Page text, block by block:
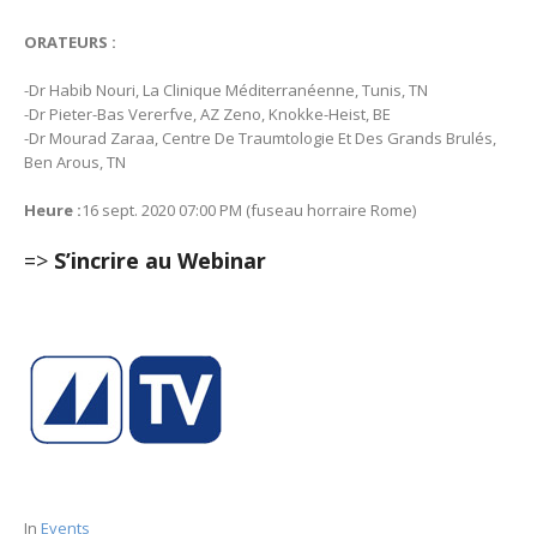
ORATEURS :
-Dr Habib Nouri, La Clinique Méditerranéenne, Tunis, TN
-Dr Pieter-Bas Vererfve, AZ Zeno, Knokke-Heist, BE
-Dr Mourad Zaraa, Centre De Traumtologie Et Des Grands Brulés,
Ben Arous, TN
Heure :16 sept. 2020 07:00 PM (fuseau horraire Rome)
=> S’incrire au Webinar
In Events